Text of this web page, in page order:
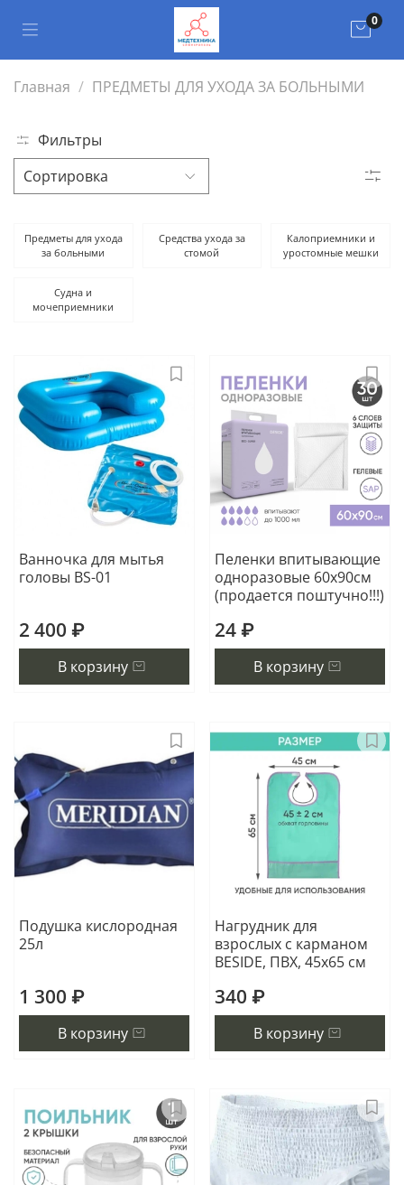
0
Главная ПРЕДМЕТЫ ДЛЯ УХОДА ЗА БОЛЬНЫМИ
Фильтры
Предметы для ухода
за больными
Средства ухода за
стомой
Калоприемники и
уростомные мешки
Судна и
мочеприемники
Ванночка для мытья
головы BS-01
2 400 ₽
В корзину
Пеленки впитывающие
одноразовые 60х90см
(продается поштучно!!!)
24 ₽
В корзину
Подушка кислородная
25л
1 300 ₽
В корзину
Нагрудник для
взрослых с карманом
BESIDE, ПВХ, 45x65 см
340 ₽
В корзину